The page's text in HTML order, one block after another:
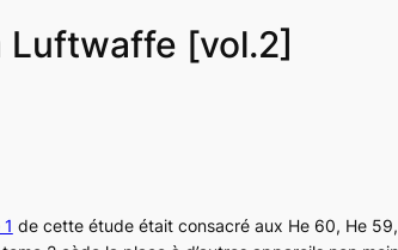
Luftwaffe [vol.2]
de cette étude était consacré aux He 60, He 59,